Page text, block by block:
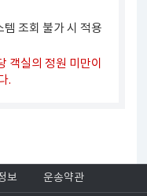
조회 불가 시 적용
객실의 정원 미만이
.
보 운송약관